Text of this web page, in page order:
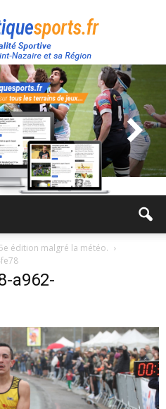
Atlantique
Sport
édition malgré la météo.
a962-